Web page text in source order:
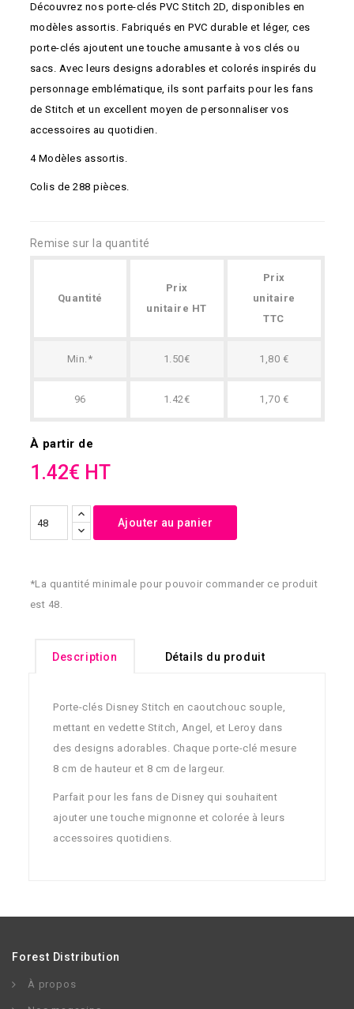
Découvrez nos porte-clés PVC Stitch 2D, disponibles en
modèles assortis. Fabriqués en PVC durable et léger, ces
porte-clés ajoutent une touche amusante à vos clés ou
sacs. Avec leurs designs adorables et colorés inspirés du
personnage emblématique, ils sont parfaits pour les fans
de Stitch et un excellent moyen de personnaliser vos
accessoires au quotidien.
4 Modèles assortis.
Colis de 288 pièces.
Remise sur la quantité
Quantité
Prix
unitaire HT
Prix
unitaire
TTC
Min.* 1.50€ 1,80 €
96 1.42€ 1,70 €
À partir de
1.42€ HT
Ajouter au panier
*La quantité minimale pour pouvoir commander ce produit
est 48.
Description Détails du produit
Porte-clés Disney Stitch en caoutchouc souple,
mettant en vedette Stitch, Angel, et Leroy dans
des designs adorables. Chaque porte-clé mesure
8 cm de hauteur et 8 cm de largeur.
Parfait pour les fans de Disney qui souhaitent
ajouter une touche mignonne et colorée à leurs
accessoires quotidiens.
Forest Distribution
À propos